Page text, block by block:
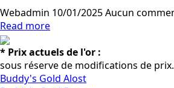
Webadmin 10/01/2025Aucun
Read more
* Prix actuels de l'or :
sous réserve de modifications de prix.
Buddy's Gold Alost